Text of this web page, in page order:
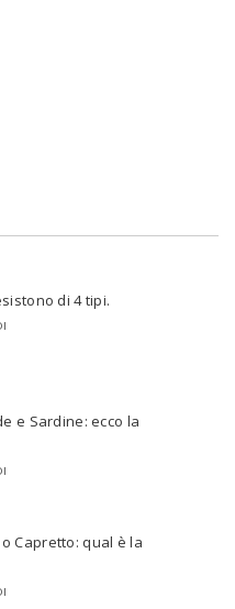
di 4 tipi.
e Sardine: ecco la
Capretto: qual è la